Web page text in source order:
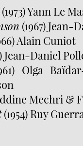
(1973) Yann Le
(1967) Jean-
Alain Cuniot
Jean-Daniel
Olga
Mechri &
(1954) Ruy